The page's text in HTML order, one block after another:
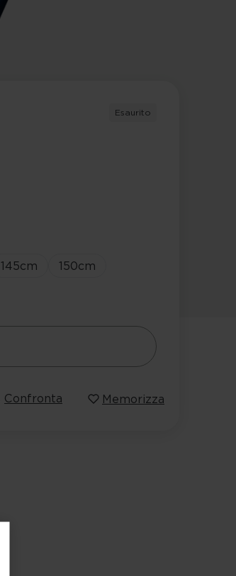
Esaurito
145cm 150cm
Confronta Memorizza